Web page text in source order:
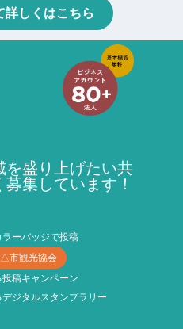
詳しくはこちら
を盛り上げたい共
集しています！
ーバッジで投稿
市観光協会
稿キャンペーン
ジタルスタンプラリー